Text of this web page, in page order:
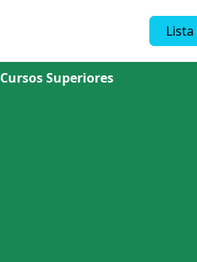
Cursos Superiores